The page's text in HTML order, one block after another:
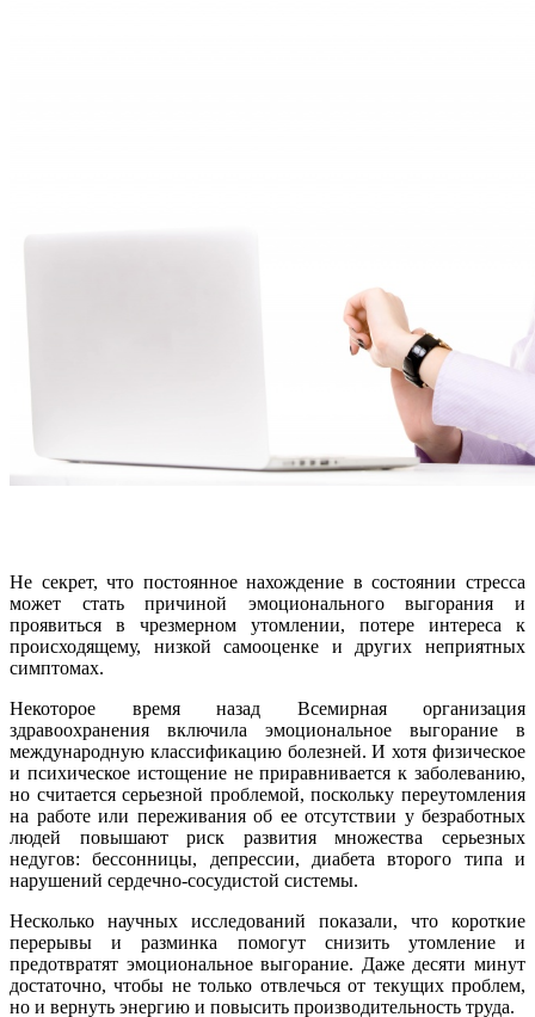
Не секрет, что постоянное нахождение в состоянии стресса
может стать причиной эмоционального выгорания и
проявиться в чрезмерном утомлении, потере интереса к
происходящему, низкой самооценке и других неприятных
симптомах.
Некоторое время назад Всемирная организация
здравоохранения включила эмоциональное выгорание в
международную классификацию болезней. И хотя физическое
и психическое истощение не приравнивается к заболеванию,
но считается серьезной проблемой, поскольку переутомления
на работе или переживания об ее отсутствии у безработных
людей повышают риск развития множества серьезных
недугов: бессонницы, депрессии, диабета второго типа и
нарушений сердечно-сосудистой системы.
Несколько научных исследований показали, что короткие
перерывы и разминка помогут снизить утомление и
предотвратят эмоциональное выгорание. Даже десяти минут
достаточно, чтобы не только отвлечься от текущих проблем,
но и вернуть энергию и повысить производительность труда.